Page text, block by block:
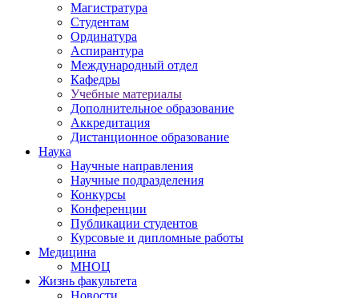
Магистратура
Студентам
Ординатура
Аспирантура
Международный отдел
Кафедры
Учебные материалы
Дополнительное образование
Аккредитация
Дистанционное образование
Наука
Научные направления
Научные подразделения
Конкурсы
Конференции
Публикации студентов
Курсовые и дипломные работы
Медицина
МНОЦ
Жизнь факультета
Новости